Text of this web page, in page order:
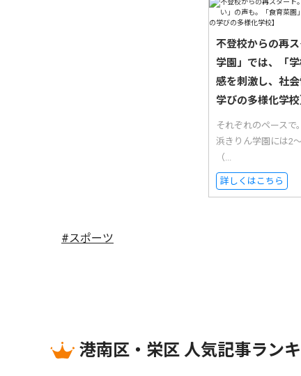
不登校からの再
学園」では、「
感を刺激し、社
学びの多様化学校
それぞれのペース
浜きりん学園には2
（...
詳しくはこちら
#スポーツ
港南区・栄区 人気記事ラン